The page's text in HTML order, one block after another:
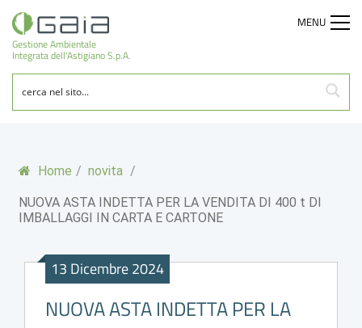
Gestione Ambientale
Integrata dell'Astigiano S.p.A.
MENU
Home / novita /
NUOVA ASTA INDETTA PER LA VENDITA DI 400 t DI
IMBALLAGGI IN CARTA E CARTONE
13 Dicembre 2024
NUOVA ASTA INDETTA PER LA